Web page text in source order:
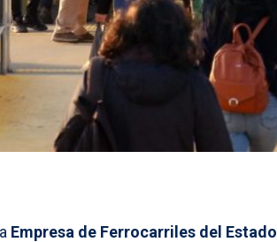
Empresa de Ferrocarriles del Estado